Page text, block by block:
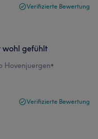
Verifizierte Bewertung
wohl gefühlt
Hovenjuergen•
Verifizierte Bewertung